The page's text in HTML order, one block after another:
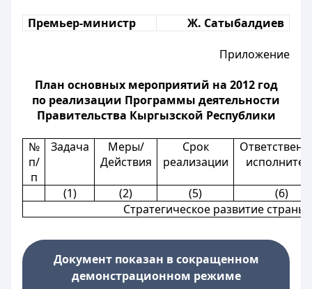
Премьер-министр Ж. Сатыбалдиев
Приложение
План основных мероприятий на 2012 год
по реализации Программы деятельности
Правительства Кыргызской Республики
№
п/
п
Задача
Меры/
Действия
Срок
реализации
(1) (2) (5)
(6)
Стратегическое развитие страны
Документ показан в сокращенном
демонстрационном режиме